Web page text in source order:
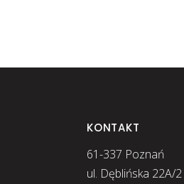
KONTAKT
61-337 Poznań
ul. Dęblińska 22A/2